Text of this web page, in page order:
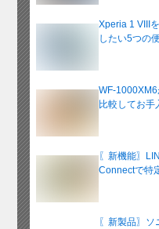
Xperia 1 VIII
したい5つの
WF-
比較してお手
〖新機能〗
Connectで特
〖新製品〗